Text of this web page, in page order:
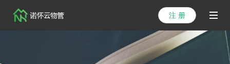
注 册